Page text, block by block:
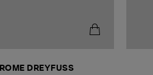
DREYFUSS